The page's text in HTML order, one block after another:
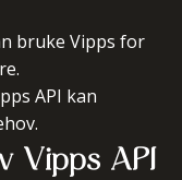
bruke Vipps for
API kan
Vipps API